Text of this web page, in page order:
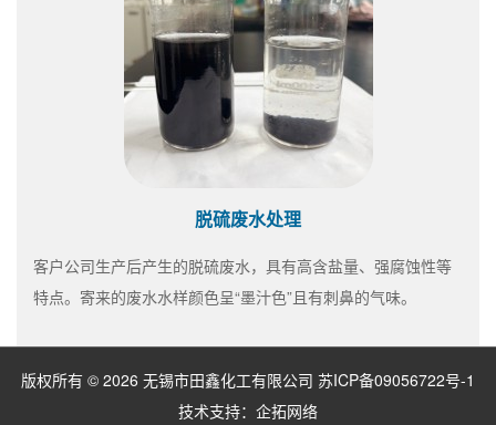
脱硫废水处理
客户公司生产后产生的脱硫废水，具有高含盐量、强腐蚀性等
特点。寄来的废水水样颜色呈“墨汁色”且有刺鼻的气味。
版权所有 © 2026 无锡市田鑫化工有限公司 苏ICP备09056722号-1
技术支持： 企拓网络